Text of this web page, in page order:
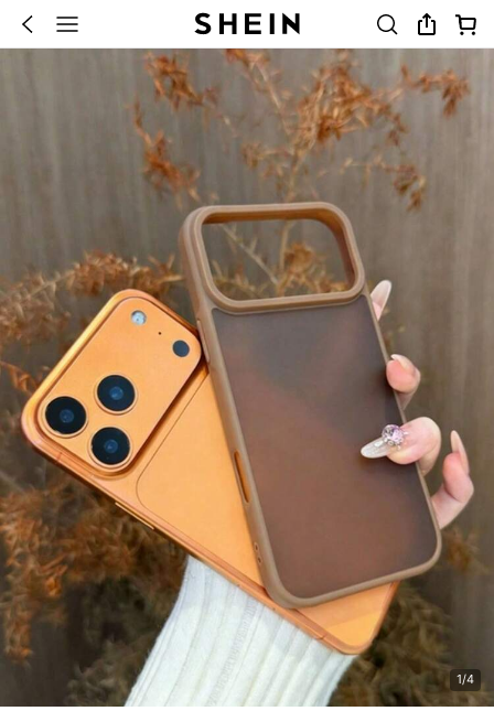
1/4